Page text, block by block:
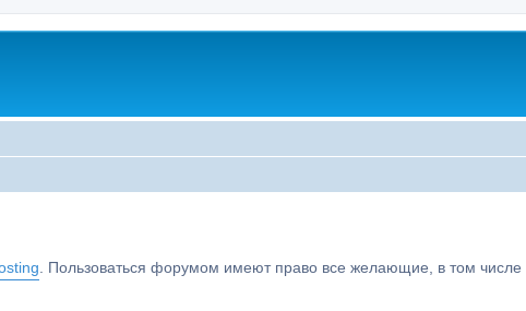
. Пользоваться форумом имеют право все желающие, в том числе